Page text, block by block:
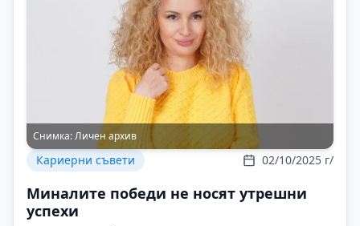
Снимка:Личен архив
Кариерни съвети 02/10/2025 г/
Миналите победи не носят утрешни
успехи